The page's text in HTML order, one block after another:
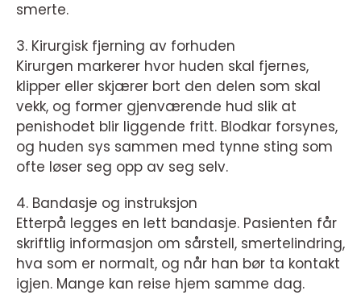
smerte.
3. Kirurgisk fjerning av forhuden
Kirurgen markerer hvor huden skal fjernes,
klipper eller skjærer bort den delen som skal
vekk, og former gjenværende hud slik at
penishodet blir liggende fritt. Blodkar forsynes,
og huden sys sammen med tynne sting som
ofte løser seg opp av seg selv.
4. Bandasje og instruksjon
Etterpå legges en lett bandasje. Pasienten får
skriftlig informasjon om sårstell, smertelindring,
hva som er normalt, og når han bør ta kontakt
igjen. Mange kan reise hjem samme dag.